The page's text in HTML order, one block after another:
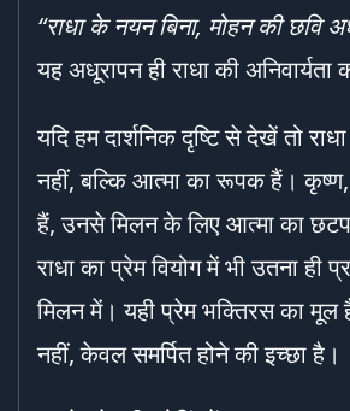
“राधा के नयन बिना, मोहन की छवि
यह अधूरापन ही राधा की अनिवार्यता
यदि हम दार्शनिक दृष्टि से देखें तो
नहीं, बल्कि आत्मा का रूपक हैं। कृष्ण,
हैं, उनसे मिलन के लिए आत्मा का
राधा का प्रेम वियोग में भी उतना ही
मिलन में। यही प्रेम भक्तिरस का
नहीं, केवल समर्पित होने की इच्छा है।